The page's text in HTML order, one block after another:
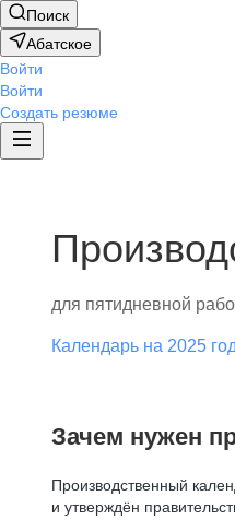
Поиск
Абатское
Войти
Войти
Создать резюме
для пятидневной
Календарь на 2025 год
Зачем нужен
Производственный
и утверждён